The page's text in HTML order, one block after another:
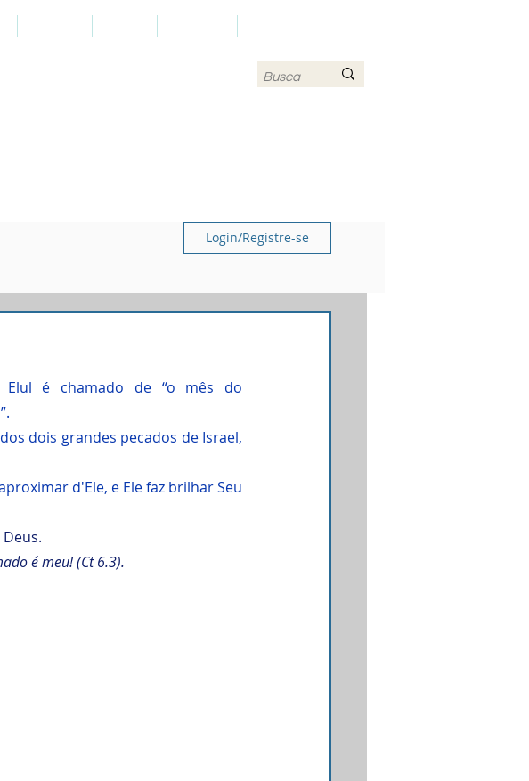
Login/Registre-se
é chamado de “o mês do
dois grandes pecados de Israel,
d'Ele, e Ele faz brilhar Seu
é meu! (Ct 6.3).